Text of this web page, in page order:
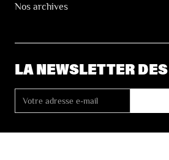
Nos archives
LA NEWSLETTER